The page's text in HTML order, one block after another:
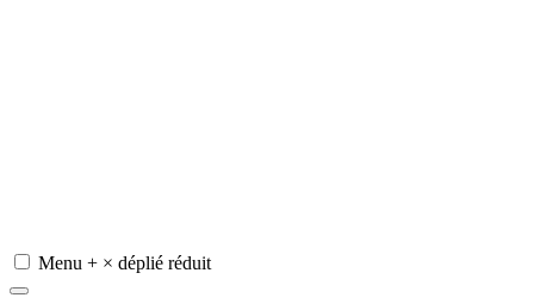
Menu + × déplié réduit